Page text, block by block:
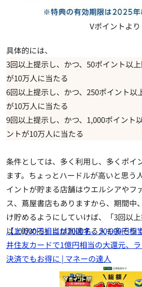
Vポイントより
具体的には、
3回以上提示し、かつ、50ポイント以
が10万人に当たる
6回以上提示し、かつ、250ポイント
が10万人に当たる
9回以上提示し、かつ、1,000ポイント
ントが10万人に当たる
条件としては、多く利用し、多くポイ
ます。ちょっとハードルが高いと思う
イントが貯まる店舗はウエルシアやフ
ス、蔦屋書店もありますから、期間中
け貯めるようにしていけば、「3回以
以上貯める」には到達する人も多そう
【10,000円相当が2000名、50,000円相
井住友カードで1億円相当の大還元、
決済でもお得に | マネーの達人